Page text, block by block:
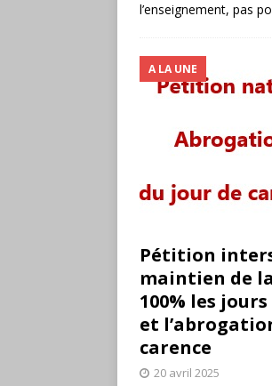
l’enseignement, pas
Pétition
maintien de
100% les
et
carence
A LA UNE
20 avril 2025